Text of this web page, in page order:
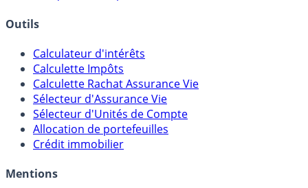
Banques & Comptes rémunérés
Outils
Calculateur d'intérêts
Calculette Impôts
Calculette Rachat Assurance Vie
Sélecteur d'Assurance Vie
Sélecteur d'Unités de Compte
Crédit immobilier